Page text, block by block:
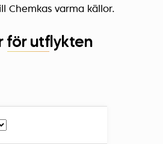
Chemkas varma källor.
för utflykten